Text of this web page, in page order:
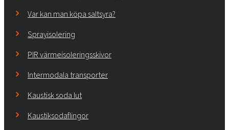
Var kan man köpa saltsyra?
Sprayisolering
PIR värmeisoleringsskivor
Intermodala transporter
Kaustisk soda lut
Kaustiksodaflingor